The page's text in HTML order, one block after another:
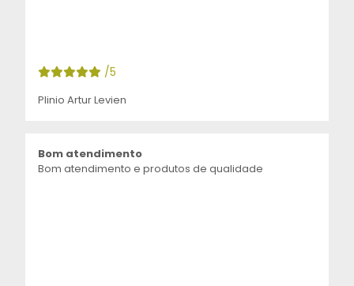
/5
Plinio Artur Levien
Bom atendimento
Bom atendimento e produtos de qualidade